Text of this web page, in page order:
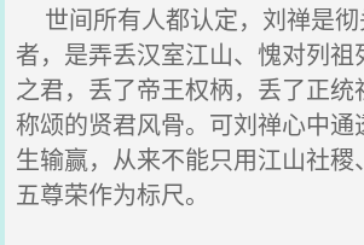
世间所有人都认定，刘禅是
者，是弄丢汉室江山、愧对列祖
之君，丢了帝王权柄，丢了正统
称颂的贤君风骨。可刘禅心中
生输赢，从来不能只用江山社
五尊荣作为标尺。